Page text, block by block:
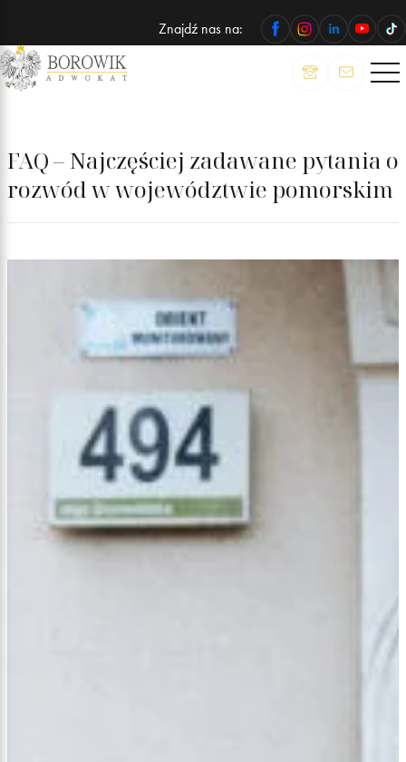
Znajdź nas na:
ADWOKAT
Wojciech
FAQ – Najczęściej zadawane pytania o
rozwód w województwie pomorskim